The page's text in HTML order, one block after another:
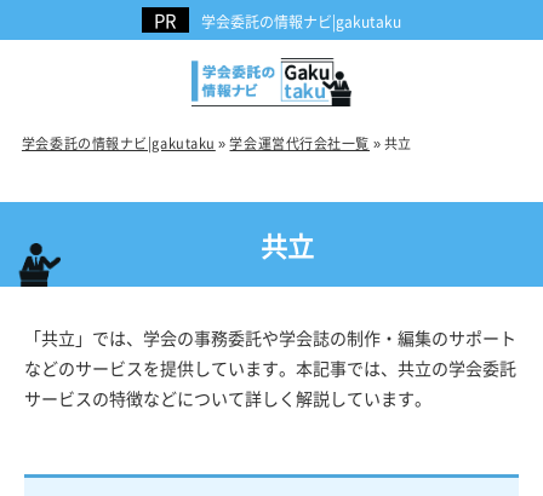
学会委託の情報ナビ|gakutaku
学会委託の情報ナビ|gakutaku »学会運営代行会社一覧 »共立
共立
「共立」では、学会の事務委託や学会誌の制作・編集のサポート
などのサービスを提供しています。本記事では、共立の学会委託
サービスの特徴などについて詳しく解説しています。